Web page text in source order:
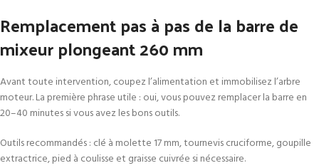
Remplacement pas à pas de la barre de
mixeur plongeant 260 mm
Avant toute intervention, coupez l’alimentation et immobilisez l’arbre
moteur. La première phrase utile : oui, vous pouvez remplacer la barre en
20–40 minutes si vous avez les bons outils.
Outils recommandés : clé à molette 17 mm, tournevis cruciforme, goupille
extractrice, pied à coulisse et graisse cuivrée si nécessaire.